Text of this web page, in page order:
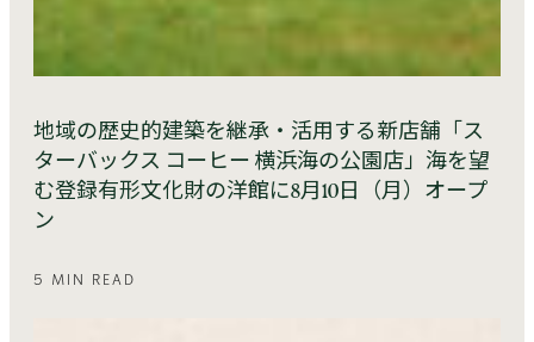
地域の歴史的建築を継承・活用する新店舗「ス
ターバックス コーヒー 横浜海の公園店」海を望
む登録有形文化財の洋館に8月10日（月）オープ
ン
5 MIN READ